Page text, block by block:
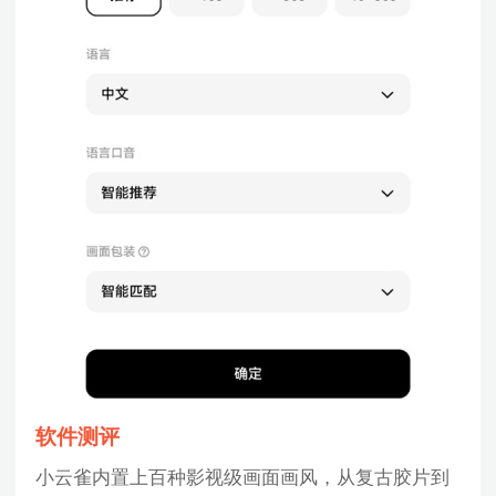
软件测评
小云雀内置上百种影视级画面画风，从复古胶片到